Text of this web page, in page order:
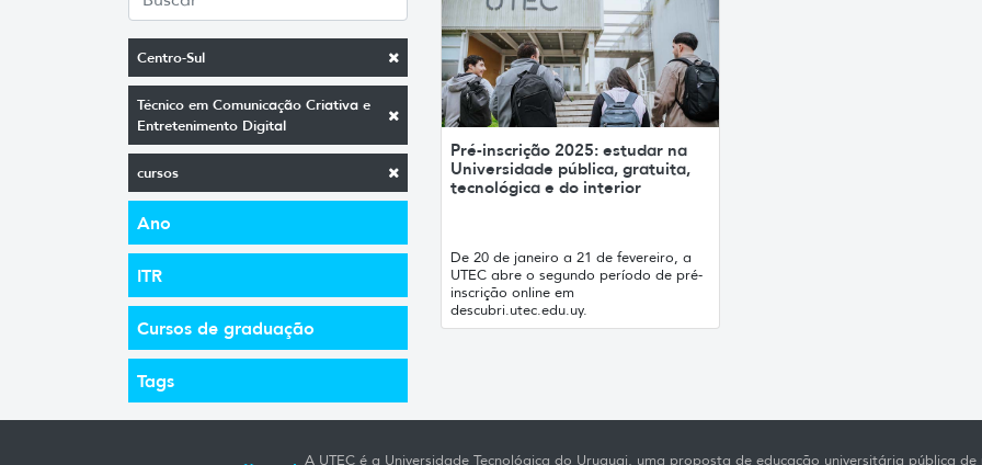
Centro-Sul
Técnico em Comunicação Criativa e
Entretenimento Digital
cursos
Ano
ITR
Cursos de graduação
Tags
Pré-inscrição 2025: estudar na
Universidade pública, gratuita,
tecnológica e do interior
De 20 de janeiro a 21 de fevereiro, a
UTEC abre o segundo período de pré-
inscrição online em
descubri.utec.edu.uy.
A UTEC é a Universidade Tecnológica do Uruguai, uma proposta de educação universitária pública